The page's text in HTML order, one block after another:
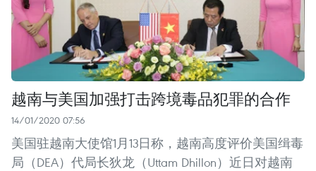
越南与美国加强打击跨境毒品犯罪的合作
14/01/2020 07:56
美国驻越南大使馆1月13日称，越南高度评价美国缉毒
局（DEA）代局长狄龙（Uttam Dhillon）近日对越南